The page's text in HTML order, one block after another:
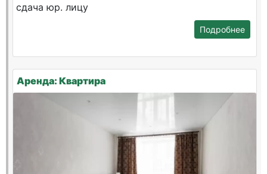
сдача юр. лицу
Подробнее
Аренда: Квартира